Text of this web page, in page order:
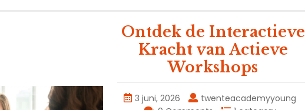
Ontdek de Interactieve
Kracht van Actieve
Workshops
3 juni, 2026
twenteacademyyoung